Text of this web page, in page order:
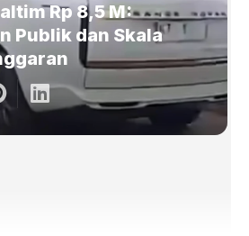
Rp 8,5 M:
Publik dan Skala